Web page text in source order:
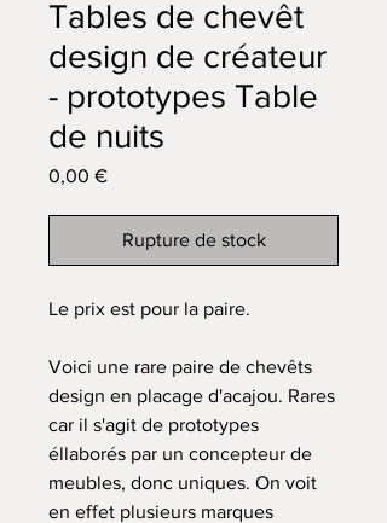
Tables de chevêt
design de créateur
- prototypes Table
de nuits
0,00 €Prix
Rupture de stock
Le prix est pour la paire.
Voici une rare paire de chevêts
design en placage d'acajou. Rares
car il s'agit de prototypes
éllaborés par un concepteur de
meubles, donc uniques. On voit
en effet plusieurs marques